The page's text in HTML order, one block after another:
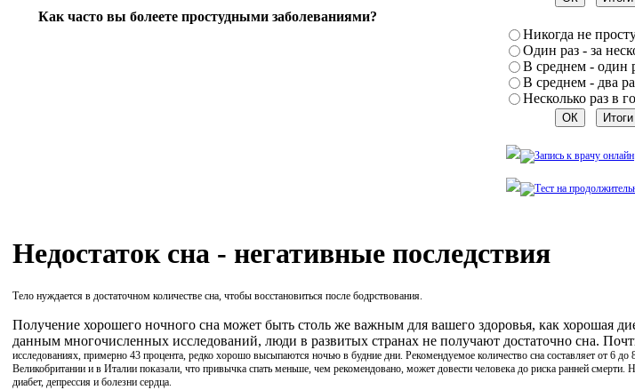
Как часто вы болеете простудными заболеваниями?
Никогда не
Один раз - за
В среднем - один
В среднем - два
Несколько раз в
Недостаток сна - негативные последствия
Тело нуждается в достаточном количестве сна, чтобы восстановиться после бодрствования.
Получение хорошего ночного сна может быть столь же важным для вашего здоровья, как хорошая
данным многочисленных исследований, люди в развитых странах не получают достаточно сна.
исследованиях, примерно 43 процента, редко хорошо высыпаются ночью в будние дни. Рекомендуемое количество сна составляет от 6
Великобритании и в Италии показали, что привычка спать меньше, чем рекомендовано, может довести человека до риска ранней
диабет, депрессия и болезни сердца.